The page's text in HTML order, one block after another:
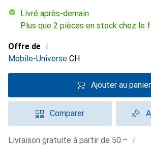
Livré après-demain
Plus que 2 pièces en stock chez le
Offre de i
Mobile-Universe CH
Ajouter au panier
Comparer
Livraison gratuite à partir de 50.– i